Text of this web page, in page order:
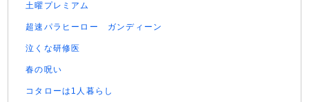
土曜プレミアム
超速パラヒーロー ガンディーン
泣くな研修医
春の呪い
コタローは1人暮らし